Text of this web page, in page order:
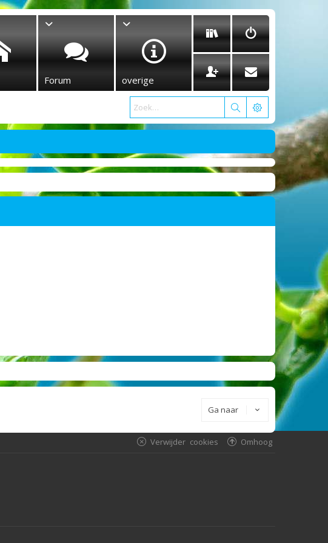
Forum overige
Ga naar
Omhoog
Verwijder cookies